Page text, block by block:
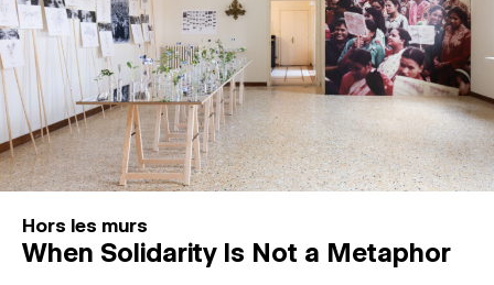
Hors les murs
When Solidarity Is Not a Metaphor